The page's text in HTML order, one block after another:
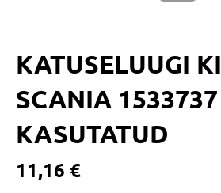
KATUSELUUGI
SCANIA 1533737
KASUTATUD
11,16 €